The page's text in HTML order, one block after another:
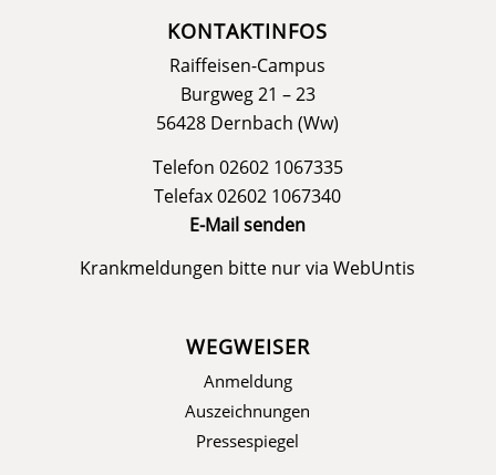
KONTAKTINFOS
Raiffeisen-Campus
Burgweg 21 – 23
56428 Dernbach (Ww)
Telefon 02602 1067335
Telefax 02602 1067340
E-Mail senden
Krankmeldungen bitte nur viaWebUntis
WEGWEISER
Anmeldung
Auszeichnungen
Pressespiegel